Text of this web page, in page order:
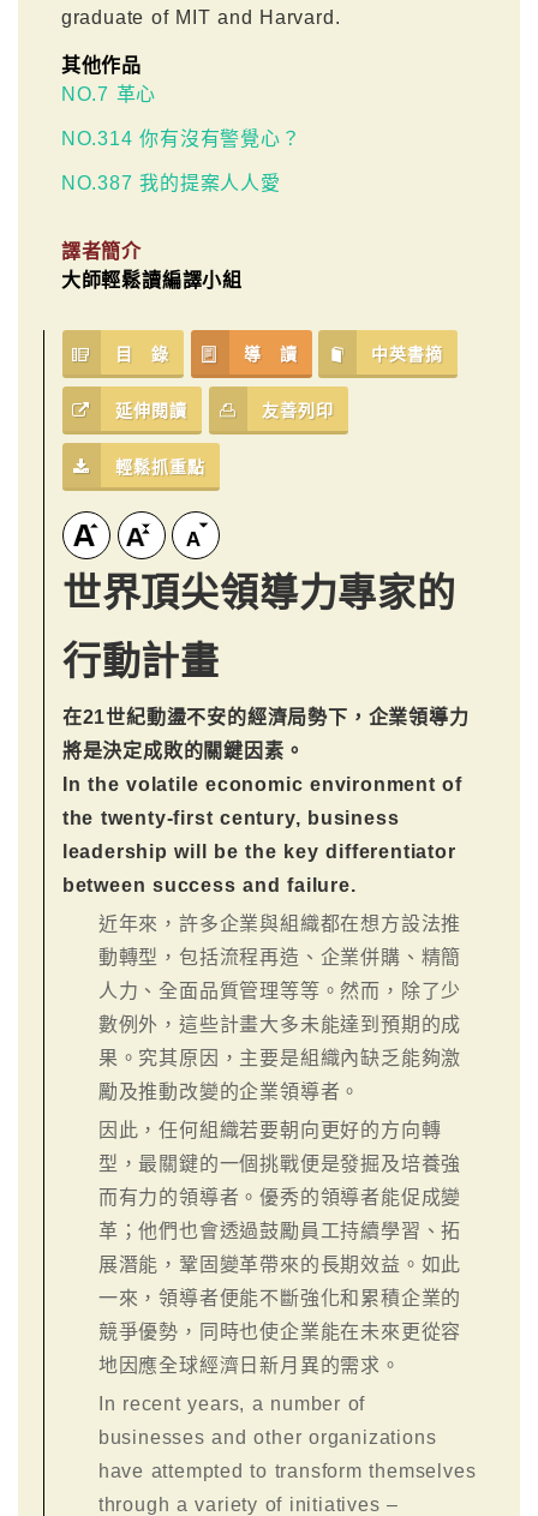
graduate of MIT and Harvard.
其他作品
NO.7 革心
NO.314 你有沒有警覺心？
NO.387 我的提案人人愛
譯者簡介
大師輕鬆讀編譯小組
目 錄 導 讀 中英書摘
延伸閱讀 友善列印
輕鬆抓重點
世界頂尖領導力專家的
行動計畫
在21世紀動盪不安的經濟局勢下，企業領導力
將是決定成敗的關鍵因素。
In the volatile economic environment of
the twenty-first century, business
leadership will be the key differentiator
between success and failure.
近年來，許多企業與組織都在想方設法推
動轉型，包括流程再造、企業併購、精簡
人力、全面品質管理等等。然而，除了少
數例外，這些計畫大多未能達到預期的成
果。究其原因，主要是組織內缺乏能夠激
勵及推動改變的企業領導者。
因此，任何組織若要朝向更好的方向轉
型，最關鍵的一個挑戰便是發掘及培養強
而有力的領導者。優秀的領導者能促成變
革；他們也會透過鼓勵員工持續學習、拓
展潛能，鞏固變革帶來的長期效益。如此
一來，領導者便能不斷強化和累積企業的
競爭優勢，同時也使企業能在未來更從容
地因應全球經濟日新月異的需求。
In recent years, a number of
businesses and other organizations
have attempted to transform themselves
through a variety of initiatives –